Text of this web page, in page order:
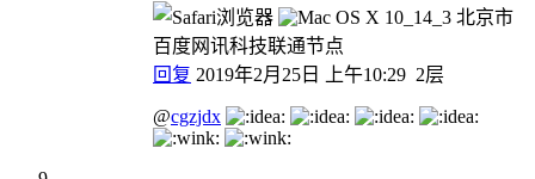
北京市
百度网讯科技联通节点
回复 2019年2月25日 上午10:29 2层
@cgzjdx